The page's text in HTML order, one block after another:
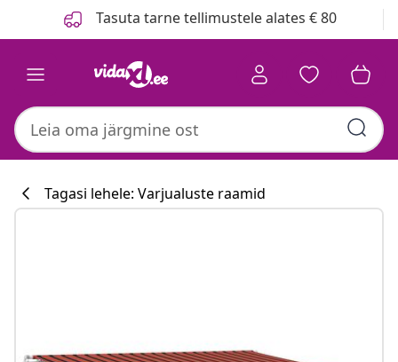
Tasuta tarne tellimustele alates € 80
Tagasi lehele: Varjualuste raamid